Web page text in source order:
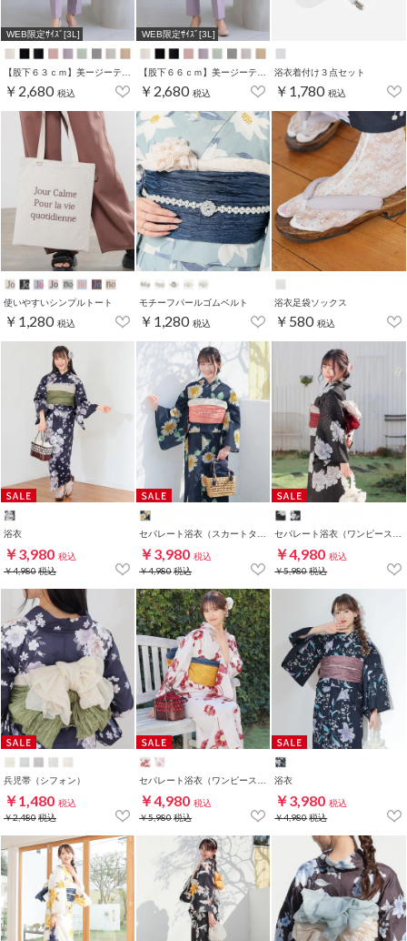
WEB限定ｻｲｽﾞ[3L]
￥2,680 税込
WEB限定ｻｲｽﾞ[3L]
￥2,680 税込
浴衣着付け３点セット
￥1,780 税込
使いやすいシンプルトート
￥1,280 税込
モチーフパールゴムベルト
￥1,280 税込
浴衣足袋ソックス
￥580 税込
浴衣
￥3,980 税込
￥4,980税込
￥3,980 税込
￥4,980税込
￥4,980 税込
￥5,980税込
兵児帯（シフォン）
￥1,480 税込
￥2,480税込
セパレート浴衣（ワンピースタイプ）
￥4,980 税込
￥5,980税込
浴衣
￥3,980 税込
￥4,980税込